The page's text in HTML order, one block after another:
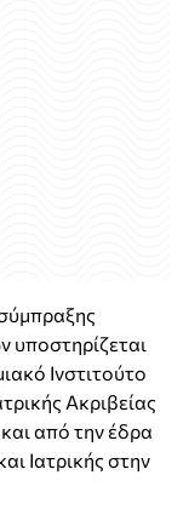
υποστηρίζεται
Ινστιτούτο
Ακριβείας
από την έδρα
Ιατρικής στην